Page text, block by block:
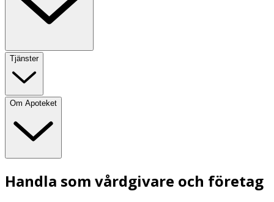
Tjänster
Om Apoteket
Handla som vårdgivare och företag